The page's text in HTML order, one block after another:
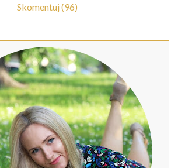
Skomentuj (96)